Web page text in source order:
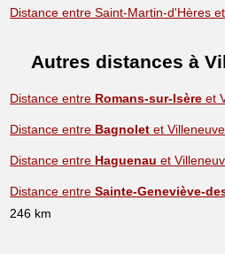
Distance entre Saint-Martin-d'Hères
Autres distances à
Distance entre Romans-sur-Isère et
Distance entre Bagnolet et
Distance entre Haguenau et
Distance entreSainte-Geneviève-
246 km